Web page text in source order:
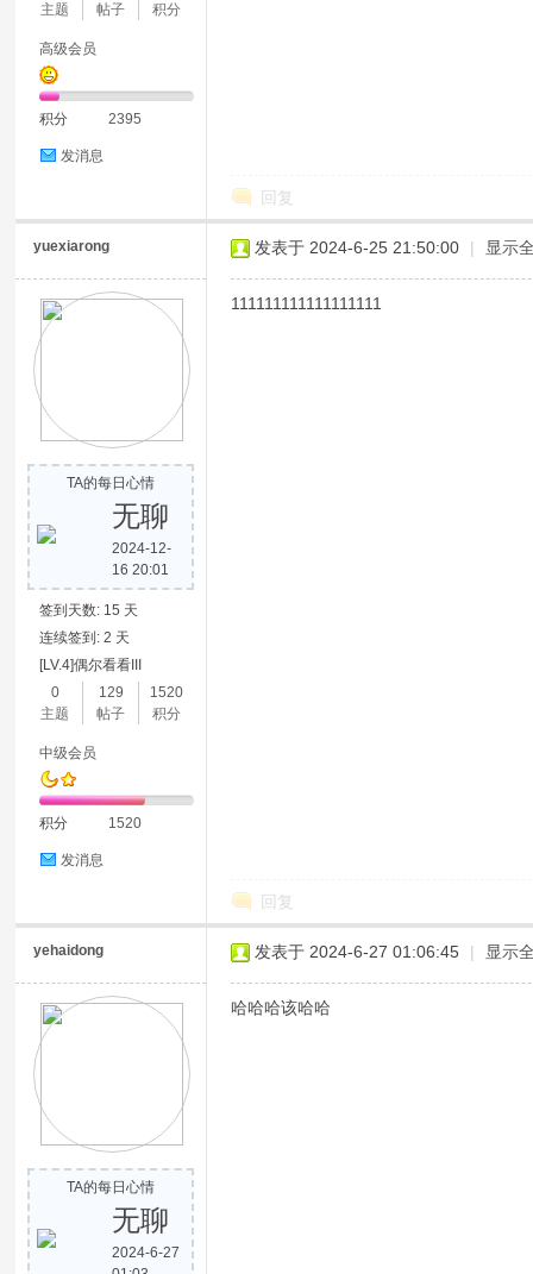
主题
帖子
积分
高级会员
积分 2395
发消息
回复
yuexiarong
TA的每日心情
无聊
2024-12-
16 20:01
签到天数: 15 天
连续签到: 2 天
[LV.4]偶尔看看III
0
主题
129
帖子
1520
积分
中级会员
积分 1520
发消息
发表于 2024-6-25 21:50:00 | 显示
111111111111111111
回复
yehaidong
TA的每日心情
无聊
2024-6-27
发表于 2024-6-27 01:06:45 | 显示
哈哈哈该哈哈